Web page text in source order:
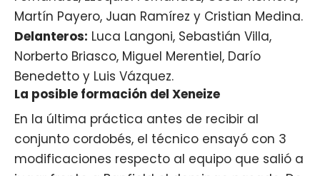
Martín Payero, Juan Ramírez y Cristian Medina.
Delanteros: Luca Langoni, Sebastián Villa,
Norberto Briasco, Miguel Merentiel, Darío
Benedetto y Luis Vázquez.
La posible formación del Xeneize
En la última práctica antes de recibir al
conjunto cordobés, el técnico ensayó con 3
modificaciones respecto al equipo que salió a